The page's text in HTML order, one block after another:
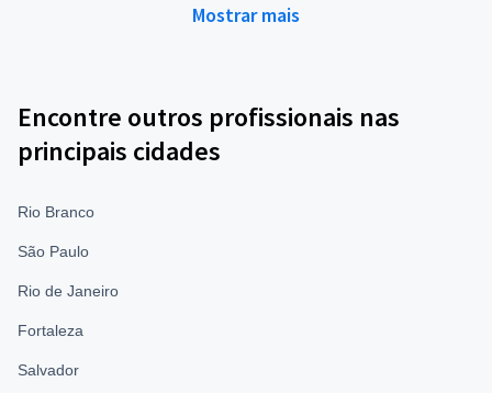
Mostrar mais
Encontre outros profissionais nas
principais cidades
Rio Branco
São Paulo
Rio de Janeiro
Fortaleza
Salvador